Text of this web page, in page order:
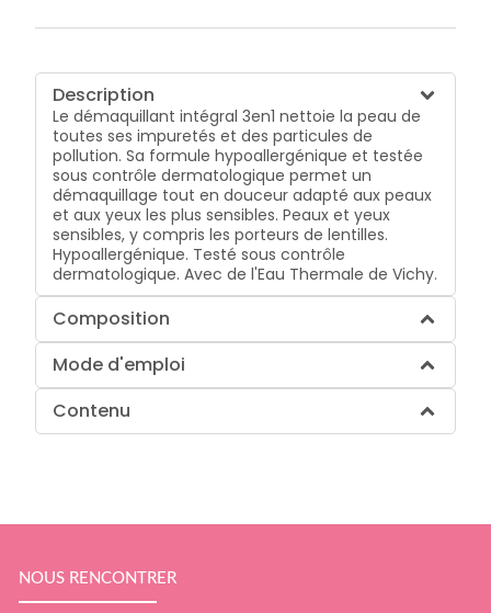
Description
Le démaquillant intégral 3en1 nettoie la peau de
toutes ses impuretés et des particules de
pollution. Sa formule hypoallergénique et testée
sous contrôle dermatologique permet un
démaquillage tout en douceur adapté aux peaux
et aux yeux les plus sensibles. Peaux et yeux
sensibles, y compris les porteurs de lentilles.
Hypoallergénique. Testé sous contrôle
dermatologique. Avec de l'Eau Thermale de Vichy.
Composition
Mode d'emploi
Contenu
NOUS RENCONTRER